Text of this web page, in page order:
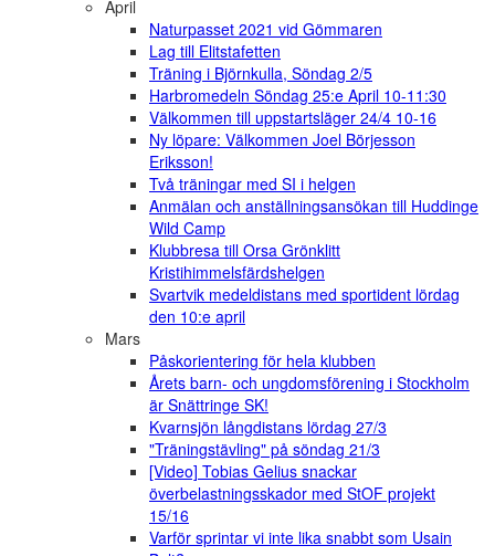
April
Naturpasset 2021 vid Gömmaren
Lag till Elitstafetten
Träning i Björnkulla, Söndag 2/5
Harbromedeln Söndag 25:e April 10-11:30
Välkommen till uppstartsläger 24/4 10-16
Ny löpare: Välkommen Joel Börjesson
Eriksson!
Två träningar med SI i helgen
Anmälan och anställningsansökan till Huddinge
Wild Camp
Klubbresa till Orsa Grönklitt
Kristihimmelsfärdshelgen
Svartvik medeldistans med sportident lördag
den 10:e april
Mars
Påskorientering för hela klubben
Årets barn- och ungdomsförening i Stockholm
är Snättringe SK!
Kvarnsjön långdistans lördag 27/3
"Träningstävling" på söndag 21/3
[Video] Tobias Gelius snackar
överbelastningsskador med StOF projekt
15/16
Varför sprintar vi inte lika snabbt som Usain